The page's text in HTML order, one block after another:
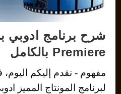
Premiere بالكامل
مفهوم - نقدم إليكم